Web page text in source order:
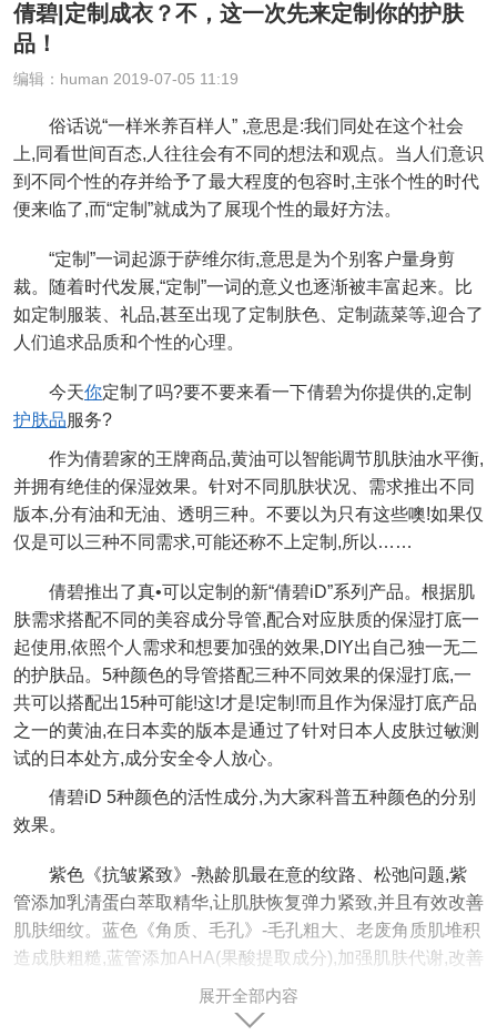
倩碧|定制成衣？不，这一次先来定制你的护肤
品！
编辑：human 2019-07-05 11:19
俗话说“一样米养百样人” ,意思是:我们同处在这个社会
上,同看世间百态,人往往会有不同的想法和观点。当人们意识
到不同个性的存并给予了最大程度的包容时,主张个性的时代
便来临了,而“定制”就成为了展现个性的最好方法。
“定制”一词起源于萨维尔街,意思是为个别客户量身剪
裁。随着时代发展,“定制”一词的意义也逐渐被丰富起来。比
如定制服装、礼品,甚至出现了定制肤色、定制蔬菜等,迎合了
人们追求品质和个性的心理。
今天你定制了吗?要不要来看一下倩碧为你提供的,定制
护肤品服务?
作为倩碧家的王牌商品,黄油可以智能调节肌肤油水平衡,
并拥有绝佳的保湿效果。针对不同肌肤状况、需求推出不同
版本,分有油和无油、透明三种。不要以为只有这些噢!如果仅
仅是可以三种不同需求,可能还称不上定制,所以……
倩碧推出了真•可以定制的新“倩碧iD”系列产品。根据肌
肤需求搭配不同的美容成分导管,配合对应肤质的保湿打底一
起使用,依照个人需求和想要加强的效果,DIY出自己独一无二
的护肤品。5种颜色的导管搭配三种不同效果的保湿打底,一
共可以搭配出15种可能!这!才是!定制!而且作为保湿打底产品
之一的黄油,在日本卖的版本是通过了针对日本人皮肤过敏测
试的日本处方,成分安全令人放心。
倩碧iD 5种颜色的活性成分,为大家科普五种颜色的分别
效果。
紫色《抗皱紧致》-熟龄肌最在意的纹路、松弛问题,紫
管添加乳清蛋白萃取精华,让肌肤恢复弹力紧致,并且有效改善
肌肤细纹。蓝色《角质、毛孔》-毛孔粗大、老废角质肌堆积
造成肤粗糙,蓝管添加AHA(果酸提取成分),加强肌肤代谢,改善
毛孔粗大和粗糙,使肌肤达到紧致细滑。白色《美白提亮》-
因为紫外线、日晒造成的肤色不均等问题,添加日本当归提取
展开全部内容